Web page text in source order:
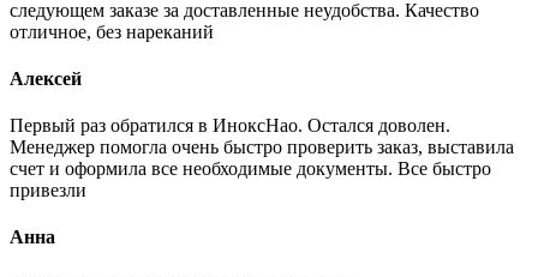
следующем заказе за доставленные неудобства. Качество
отличное, без нареканий
Алексей
Первый раз обратился в ИноксНао. Остался доволен.
Менеджер помогла очень быстро проверить заказ, выставила
счет и оформила все необходимые документы. Все быстро
привезли
Анна